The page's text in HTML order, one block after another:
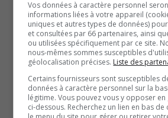
par un syndicat).
Les ingénieurs réclament
encadrement du télétravail et des
adéquats, éléments que le
négocier.
À terme, les échéanciers de
pourraient être touchés par ce conflit
Vos données à caractère personnel
informations liées à votre appareil
uniques et autres types de données)
et consultées par 66 partenaires, ainsi
ou utilisées spécifiquement par ce site.
nous-mêmes sommes susceptibles
géolocalisation précises. Liste des
Certains fournisseurs sont susceptibles
données à caractère personnel sur la
légitime. Vous pouvez vous y opposer
ci-dessous. Recherchez un lien en bas